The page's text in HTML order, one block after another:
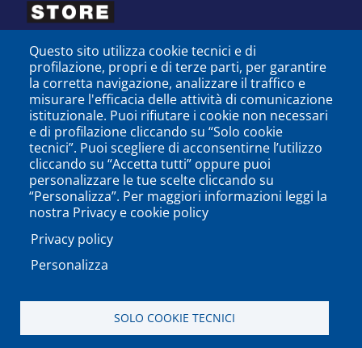
SEGUICI SU
PODCAST
Questo sito utilizza cookie tecnici e di
profilazione, propri e di terze parti, per garantire
la corretta navigazione, analizzare il traffico e
misurare l'efficacia delle attività di comunicazione
istituzionale. Puoi rifiutare i cookie non necessari
e di profilazione cliccando su “Solo cookie
tecnici”. Puoi scegliere di acconsentirne l’utilizzo
cliccando su “Accetta tutti” oppure puoi
personalizzare le tue scelte cliccando su
“Personalizza”. Per maggiori informazioni leggi la
nostra Privacy e cookie policy
Privacy policy
Personalizza
SOLO COOKIE TECNICI